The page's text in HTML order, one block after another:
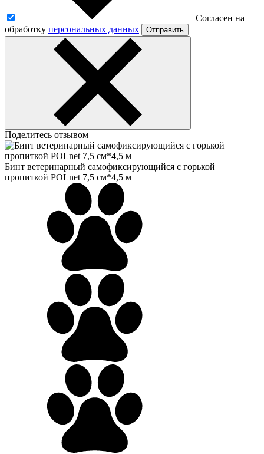
Согласен на
обработку персональных данных Отправить
Поделитесь отзывом
Бинт ветеринарный самофиксирующийся с горькой
пропиткой POLnet 7,5 см*4,5 м